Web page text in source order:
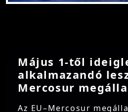
Május 1-től
alkalmazandó
Mercosur
Az EU–Mercosur